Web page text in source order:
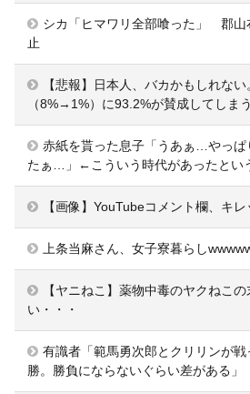
シカ「ヒマワリ全部喰った」 郡山
止
【悲報】日本人、バカかもしれな
（8%→1%）に93.2%が賛成してしまう
赤紙を貰った息子「うあぁ…やっぱ
たぁ…」←こういう時代があったとい
【画像】YouTubeコメント欄、キレ
上条当麻さん、女子寮暮らし
【ヤニねこ】薬物中毒のヤクねこ
い・・・
有識者「範馬勇次郎とクリリンが
勝。勝負にならないぐらい差がある」